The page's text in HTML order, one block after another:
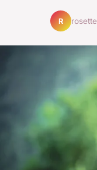
R rosette